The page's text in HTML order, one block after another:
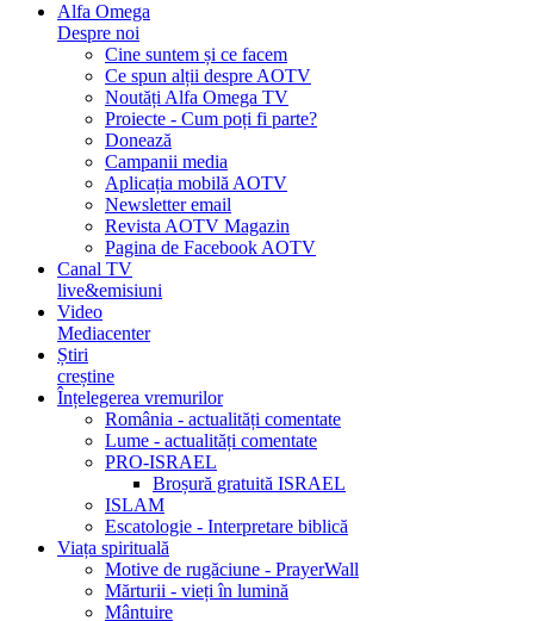
Alfa Omega
Despre noi
Cine suntem și ce facem
Ce spun alții despre AOTV
Noutăți Alfa Omega TV
Proiecte - Cum poți fi parte?
Donează
Campanii media
Aplicația mobilă AOTV
Newsletter email
Revista AOTV Magazin
Pagina de Facebook AOTV
Canal TV
live&emisiuni
Video
Mediacenter
Știri
creștine
Înțelegerea vremurilor
România - actualități comentate
Lume - actualități comentate
PRO-ISRAEL
Broșură gratuită ISRAEL
ISLAM
Escatologie - Interpretare biblică
Viața spirituală
Motive de rugăciune - PrayerWall
Mărturii - vieți în lumină
Mântuire